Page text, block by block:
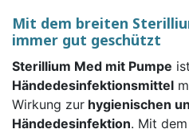
Mit dem breiten
immer gut geschützt
Sterillium Med mit Pumpe
Händedesinfektionsmittel
Wirkung zur hygienischen
Händedesinfektion. Mit